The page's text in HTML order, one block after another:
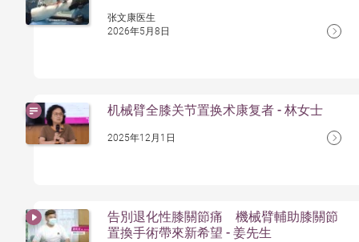
张文康医生
2026年5月8日
机械臂全膝关节置换术康复者 - 林女士
2025年12月1日
告別退化性膝關節痛 機械臂輔助膝關節
置換手術帶來新希望 - 姜先生